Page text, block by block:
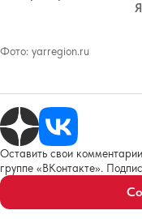
Фото: yarregion.ru
Оставить свои
группе «ВКонтакте».